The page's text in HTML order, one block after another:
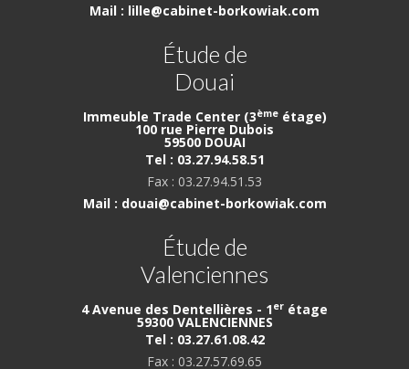
Mail : lille@cabinet-borkowiak.com
Étude de
Douai
Immeuble Trade Center (3èmeétage)
100 rue Pierre Dubois
59500 DOUAI
Tel : 03.27.94.58.51
Fax : 03.27.94.51.53
Mail : douai@cabinet-borkowiak.com
Étude de
Valenciennes
4 Avenue des Dentellières - 1er étage
59300 VALENCIENNES
Tel : 03.27.61.08.42
Fax : 03.27.57.69.65